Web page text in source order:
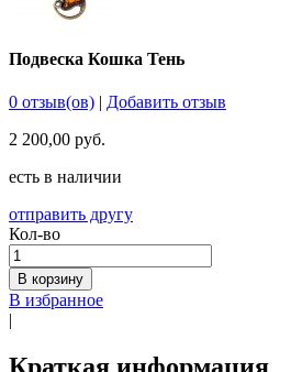
Подвеска Кошка Тень
0 отзыв(ов) | Добавить отзыв
2 200,00 руб.
есть в наличии
отправить другу
Кол-во
В корзину
В избранное
|